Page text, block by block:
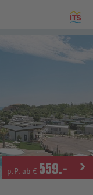
p.P. ab € 559.-